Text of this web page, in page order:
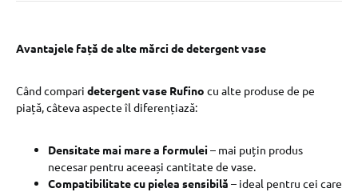
Avantajele față de alte mărci de detergent vase
Când compari detergent vase Rufino cu alte produse de pe
piață, câteva aspecte îl diferențiază:
Densitate mai mare a formulei– mai puțin produs
necesar pentru aceeași cantitate de vase.
Compatibilitate cu pielea sensibilă – ideal pentru cei care